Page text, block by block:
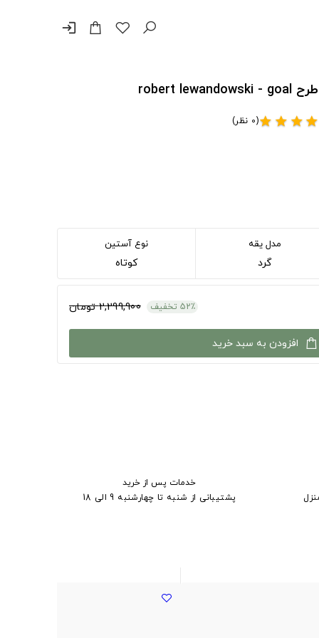
login
star
star
star
star(0 نظر)
مدل یقه
گرد
نوع آستین
کوتاه
52٪ تخفیف 2,299,900 تومان
افزودن به سبد خرید
خدمات پس از خرید
پشتیبانی از شنبه تا چهارشنبه 9 الی 18